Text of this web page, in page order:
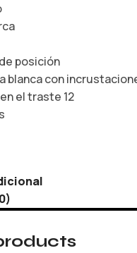
posición
blanca con
el traste 12